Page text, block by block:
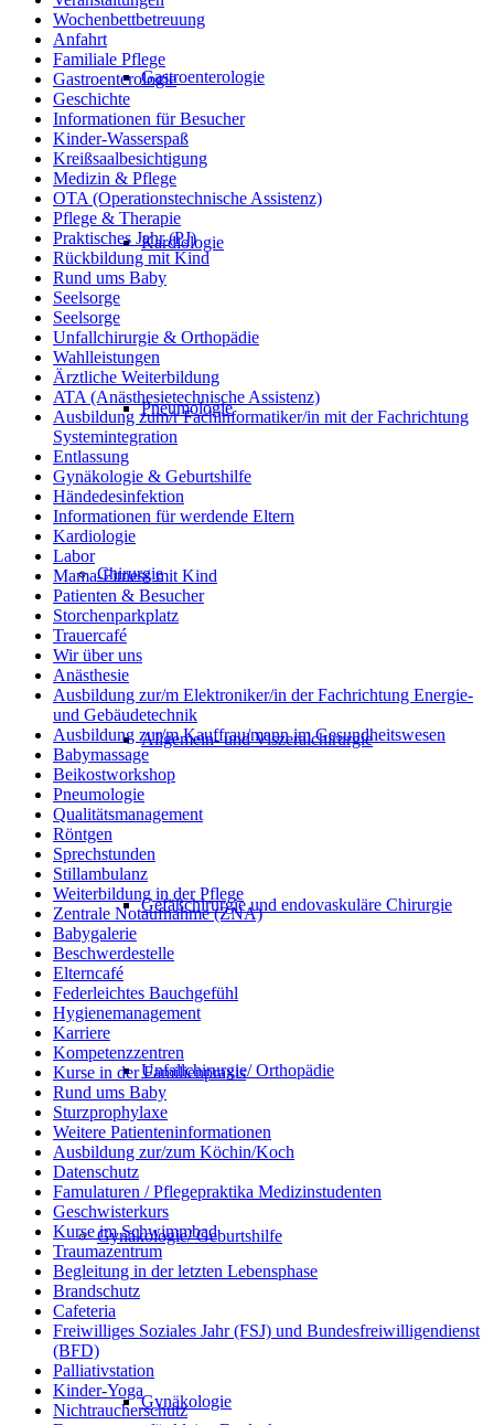
Gastroenterologie
Kardiologie
Pneumologie
Chirurgie
Allgemein- und Viszeralchirurgie
Gefäßchirurgie und endovaskuläre Chirurgie
Unfallchirurgie/ Orthopädie
Gynäkologie/ Geburtshilfe
Gynäkologie
Wochenbettbetreuung
Anfahrt
Familiale Pflege
Gastroenterologie
Geschichte
Informationen für Besucher
Kinder-Wasserspaß
Kreißsaalbesichtigung
Medizin & Pflege
OTA (Operationstechnische Assistenz)
Pflege & Therapie
Praktisches Jahr (PJ)
Rückbildung mit Kind
Rund ums Baby
Seelsorge
Seelsorge
Unfallchirurgie & Orthopädie
Wahlleistungen
Ärztliche Weiterbildung
ATA (Anästhesietechnische Assistenz)
Ausbildung zum/r Fachinformatiker/in mit der Fachrichtung
Systemintegration
Entlassung
Gynäkologie & Geburtshilfe
Händedesinfektion
Informationen für werdende Eltern
Kardiologie
Labor
Mama-Fitness mit Kind
Patienten & Besucher
Storchenparkplatz
Trauercafé
Wir über uns
Anästhesie
Ausbildung zur/m Elektroniker/in der Fachrichtung Energie-
und Gebäudetechnik
Ausbildung zur/m Kauffrau/mann im Gesundheitswesen
Babymassage
Beikostworkshop
Pneumologie
Qualitätsmanagement
Röntgen
Sprechstunden
Stillambulanz
Weiterbildung in der Pflege
Zentrale Notaufnahme (ZNA)
Babygalerie
Beschwerdestelle
Elterncafé
Federleichtes Bauchgefühl
Hygienemanagement
Karriere
Kompetenzzentren
Kurse in der Familienpraxis
Rund ums Baby
Sturzprophylaxe
Weitere Patienteninformationen
Ausbildung zur/zum Köchin/Koch
Datenschutz
Famulaturen / Pflegepraktika Medizinstudenten
Geschwisterkurs
Kurse im Schwimmbad
Traumazentrum
Begleitung in der letzten Lebensphase
Brandschutz
Cafeteria
Freiwilliges Soziales Jahr (FSJ) und Bundesfreiwilligendienst
(BFD)
Palliativstation
Kinder-Yoga
Nichtraucherschutz